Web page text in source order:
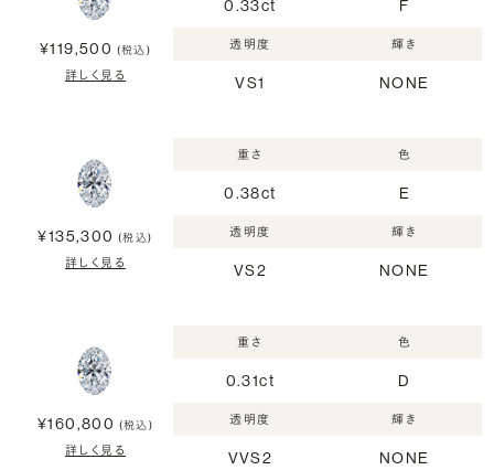
¥119,500 (税込)
詳しく見る
0.33ct F
透明度
VS1
輝き
NONE
¥135,300 (税込)
詳しく見る
重さ
0.38ct
色
E
透明度
VS2
輝き
NONE
¥160,800 (税込)
詳しく見る
重さ
0.31ct
色
D
透明度
VVS2
輝き
NONE